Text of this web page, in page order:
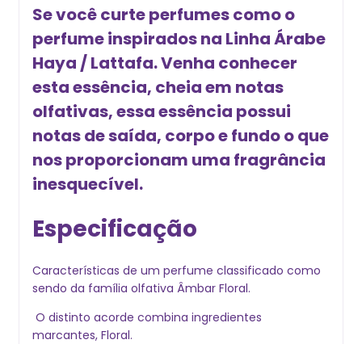
Se você curte perfumes como o
perfume inspirados na Linha Árabe
Haya / Lattafa. Venha conhecer
esta essência, cheia em notas
olfativas, essa essência possui
notas de saída, corpo e fundo o que
nos proporcionam uma fragrância
inesquecível.
Especificação
Características de um perfume classificado como
sendo da família olfativa Âmbar Floral.
O distinto acorde combina ingredientes
marcantes, Floral.